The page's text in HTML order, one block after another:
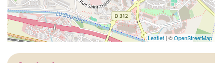
Leaflet | ©OpenStreetMap